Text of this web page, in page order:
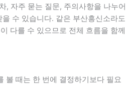
, 자주 묻는 질문, 주의사항을 나누어
수 있습니다. 같은 부산흥신소라도
다를 수 있으므로 전체 흐름을 함께
볼 때는 한 번에 결정하기보다 필요